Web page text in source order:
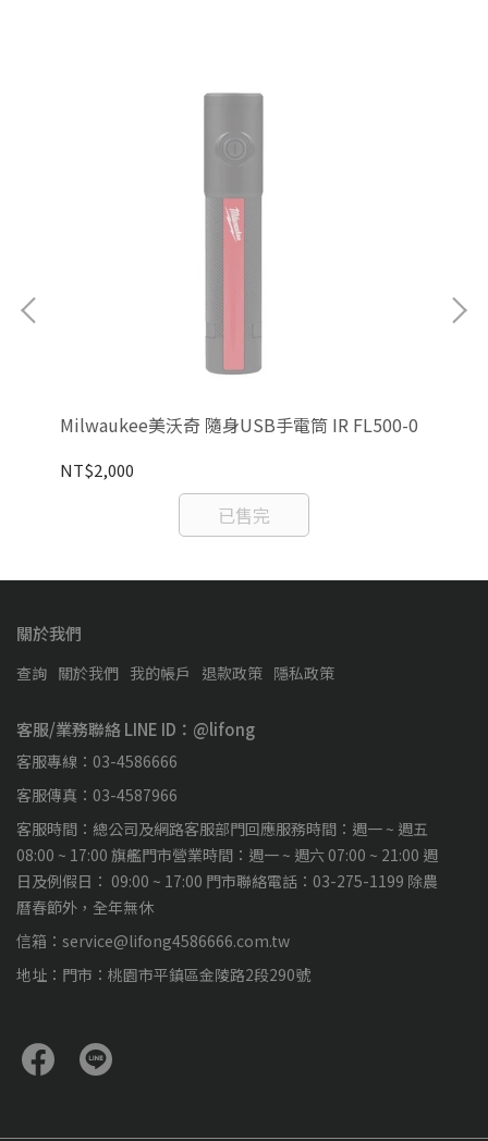
Milwaukee美沃奇 隨身USB手電筒 IR FL500-0
NT$2,000
已售完
關於我們
查詢 關於我們 我的帳戶 退款政策 隱私政策
客服/業務聯絡 LINE ID：@lifong
客服專線：03-4586666
客服傳真：03-4587966
客服時間：總公司及網路客服部門回應服務時間：週一 ~ 週五
08:00 ~ 17:00 旗艦門市營業時間：週一 ~ 週六 07:00 ~ 21:00 週
日及例假日： 09:00 ~ 17:00 門市聯絡電話：03-275-1199 除農
曆春節外，全年無休
信箱：service@lifong4586666.com.tw
地址：門市：桃園市平鎮區金陵路2段290號